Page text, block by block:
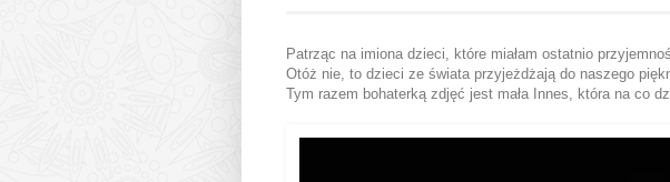
Patrząc na imiona dzieci, które miałam ostatnio
Otóż nie, to dzieci ze świata przyjeżdżają do naszego
Tym razem bohaterką zdjęć jest mała Innes, która na co